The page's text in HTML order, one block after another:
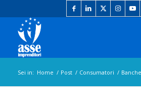
Sei in: Home / Post / Consumatori / Banche